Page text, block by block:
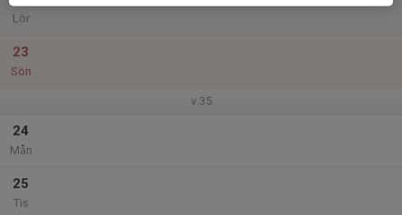
Lör
23
Sön
v.35
24
Mån
25
Tis